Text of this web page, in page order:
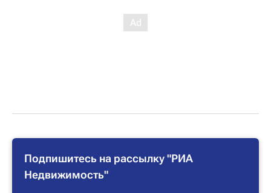
Подпишитесь на рассылку "РИА
Недвижимость"